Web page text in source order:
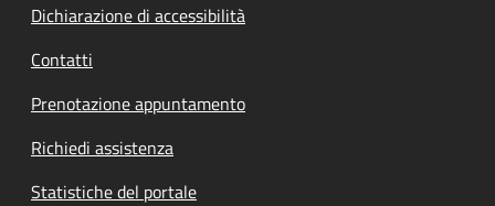
Dichiarazione di accessibilità
Contatti
Prenotazione appuntamento
Richiedi assistenza
Statistiche del portale